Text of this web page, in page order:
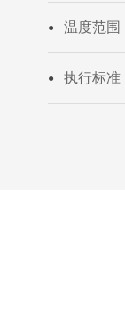
● 温度范围
● 执行标准